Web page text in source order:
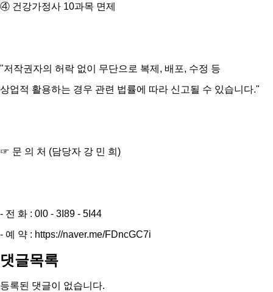
④ 건강가정사 10과목 면제
"저작권자의 허락 없이 무단으로 복제, 배포, 수정 등
상업적 활용하는 경우 관련 법률에 따라 신고될 수 있습니다."
☞ 문 의 처 (담당자 강 민 희)
- 전 화 : 0l0 - 3I89 - 5I44
- 예 약 : https://naver.me/FDncGC7i
댓글목록
등록된 댓글이 없습니다.